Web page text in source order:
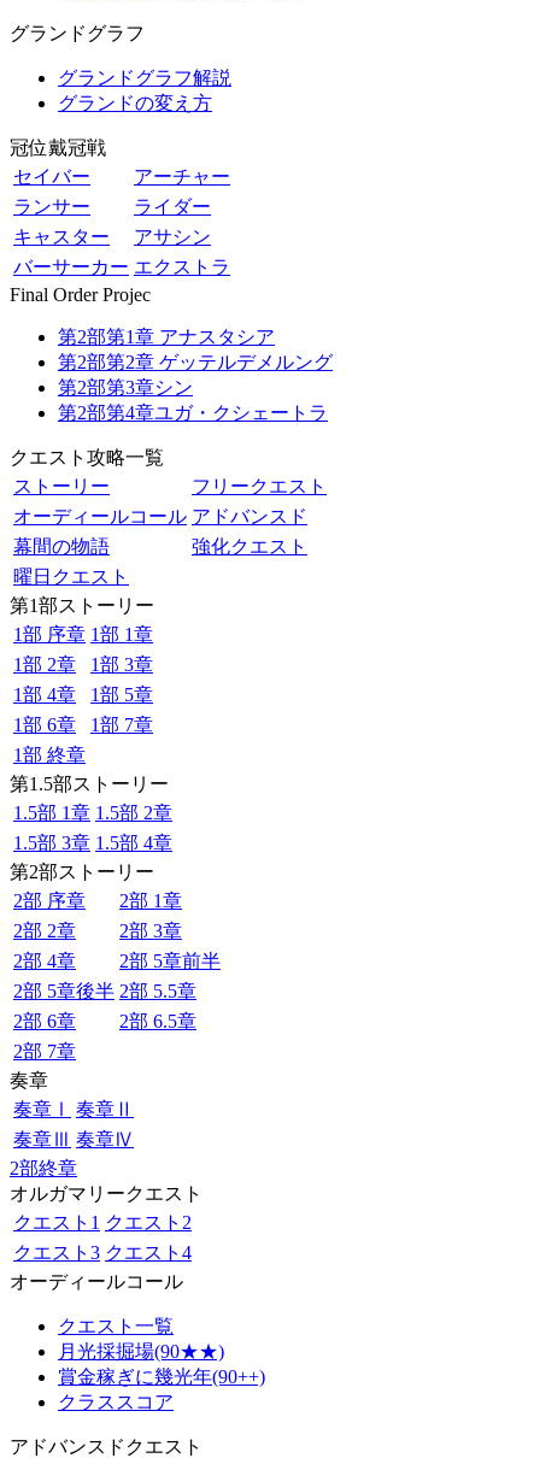
グランドグラフ
グランドグラフ解説
グランドの変え方
冠位戴冠戦
セイバー
アーチャー
ランサー
ライダー
キャスター
アサシン
バーサーカー エクストラ
Final Order Projec
第2部第1章 アナスタシア
第2部第2章 ゲッテルデメルング
第2部第3章シン
第2部第4章ユガ・クシェートラ
クエスト攻略一覧
ストーリー
フリークエスト
オーディールコール アドバンスド
幕間の物語
強化クエスト
曜日クエスト
第1部ストーリー
1部 序章 1部 1章
1部 2章
1部 3章
1部 4章
1部 5章
1部 6章
1部 7章
1部 終章
第1.5部ストーリー
1.5部 1章 1.5部 2章
1.5部 3章 1.5部 4章
第2部ストーリー
2部 序章
2部 1章
2部 2章
2部 3章
2部 4章
2部 5章前半
2部 5章後半 2部 5.5章
2部 6章
2部 6.5章
2部 7章
奏章
奏章Ⅰ
奏章Ⅱ
奏章Ⅲ 奏章Ⅳ
2部終章
オルガマリークエスト
クエスト1 クエスト2
クエスト3 クエスト4
オーディールコール
クエスト一覧
月光採掘場(90★★)
賞金稼ぎに幾光年(90++)
クラススコア
アドバンスドクエスト